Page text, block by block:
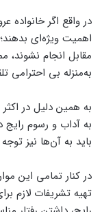
در واقع اگر
اهمیت ویژه‌ای
مقابل انجام نشوند،
به‌منزله بی‌ احترا‌می‌
به همین دلیل در اکثر
به آداب و رسوم رایج
باید به آن‌ها نیز
در کنار تما‌می‌ این
تهیه تشریفات لازم